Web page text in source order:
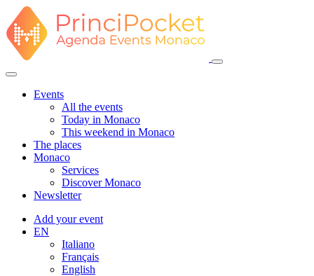
Events
All the events
Today in Monaco
This weekend in Monaco
The places
Monaco
Services
Discover Monaco
Newsletter
Add your event
EN
Italiano
Français
English